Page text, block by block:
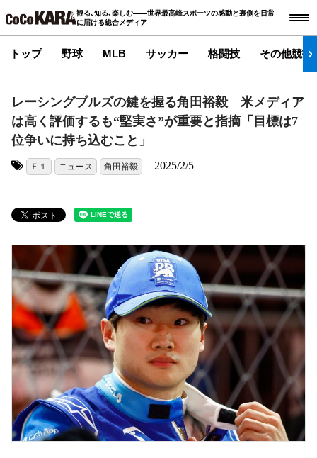
観る､知る､楽しむ――世界最高峰スポーツの感動と裏側を日常
に届ける総合メディア
トップ 野球 MLB サッカー 格闘技 その他競技
レーシングブルズの鍵を握る角田裕毅 米メディア
は高く評価するも“堅実さ”が重要と指摘「目標は7
位争いに持ち込むこと」
Ｆ１ ニュース 角田裕毅 2025/2/5